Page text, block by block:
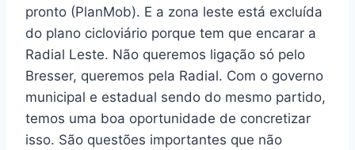
pronto (PlanMob). E a zona leste está excluída
do plano cicloviário porque tem que encarar a
Radial Leste. Não queremos ligação só pelo
Bresser, queremos pela Radial. Com o governo
municipal e estadual sendo do mesmo partido,
temos uma boa oportunidade de concretizar
isso. São questões importantes que não